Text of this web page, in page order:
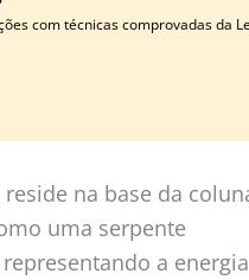
com técnicas comprovadas da
na base da
uma serpente
a energia